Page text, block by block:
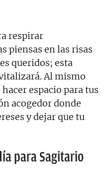
respirar
piensas en las risas
queridos; esta
Al mismo
espacio para tus
acogedor donde
y dejar que tu
para Sagitario